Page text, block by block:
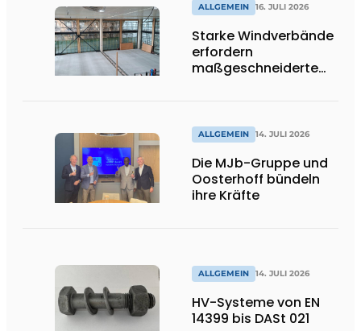
ALLGEMEIN 16. JULI 2026
Starke Windverbände
erfordern
maßgeschneiderte
ALLGEMEIN 14. JULI 2026
Die MJb-Gruppe und
Oosterhoff bündeln
ihre Kräfte
ALLGEMEIN 14. JULI 2026
HV-Systeme von EN
14399 bis DASt 021